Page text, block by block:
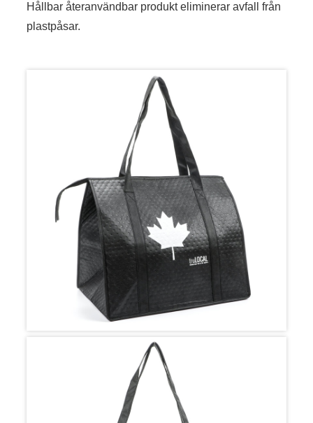
Hållbar återanvändbar produkt eliminerar avfall från
plastpåsar.